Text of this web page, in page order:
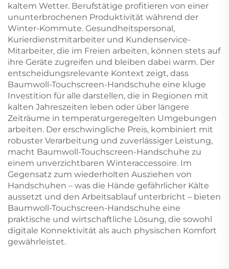
kaltem Wetter. Berufstätige profitieren von einer
ununterbrochenen Produktivität während der
Winter-Kommute. Gesundheitspersonal,
Kurierdienstmitarbeiter und Kundenservice-
Mitarbeiter, die im Freien arbeiten, können stets auf
ihre Geräte zugreifen und bleiben dabei warm. Der
entscheidungsrelevante Kontext zeigt, dass
Baumwoll-Touchscreen-Handschuhe eine kluge
Investition für alle darstellen, die in Regionen mit
kalten Jahreszeiten leben oder über längere
Zeiträume in temperaturgeregelten Umgebungen
arbeiten. Der erschwingliche Preis, kombiniert mit
robuster Verarbeitung und zuverlässiger Leistung,
macht Baumwoll-Touchscreen-Handschuhe zu
einem unverzichtbaren Winteraccessoire. Im
Gegensatz zum wiederholten Ausziehen von
Handschuhen – was die Hände gefährlicher Kälte
aussetzt und den Arbeitsablauf unterbricht – bieten
Baumwoll-Touchscreen-Handschuhe eine
praktische und wirtschaftliche Lösung, die sowohl
digitale Konnektivität als auch physischen Komfort
gewährleistet.